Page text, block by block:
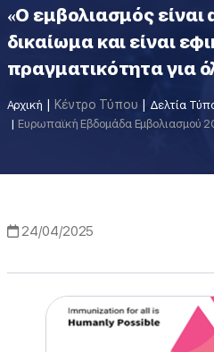
«Ο εμβολιασμός
δικαίωμα και είναι
πραγματικότητα για
Αρχική Κέντρο Τύπου
Δελτία
24/04/2025